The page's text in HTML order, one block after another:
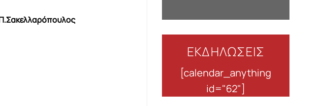
ΕΚΔΗΛΩΣΕΙΣ
[calendar_anything
id="62"]